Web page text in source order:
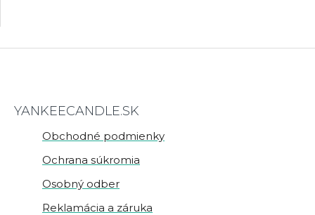
YANKEECANDLE.SK
Obchodné podmienky
Ochrana súkromia
Osobný odber
Reklamácia a záruka